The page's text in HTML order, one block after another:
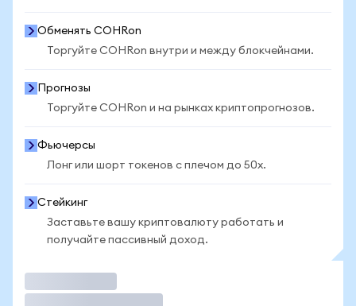
Обменять COHRon
Торгуйте COHRon внутри и между блокчейнами.
Прогнозы
Торгуйте COHRon и на рынках криптопрогнозов.
Фьючерсы
Лонг или шорт токенов с плечом до 50x.
Стейкинг
Заставьте вашу криптовалюту работать и
получайте пассивный доход.